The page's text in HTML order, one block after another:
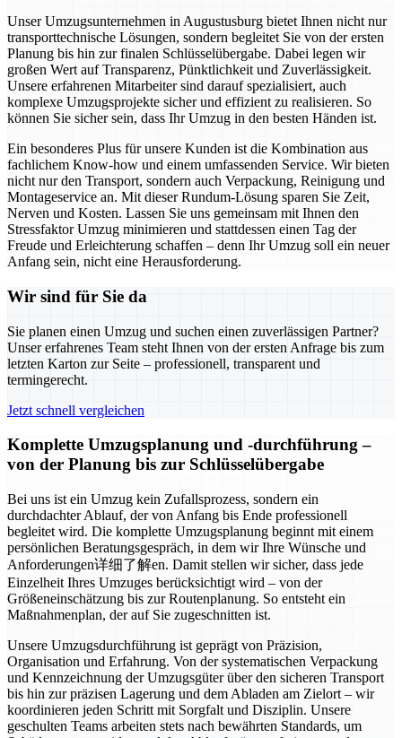
Unser Umzugsunternehmen in Augustusburg bietet Ihnen nicht nur
transporttechnische Lösungen, sondern begleitet Sie von der ersten
Planung bis hin zur finalen Schlüsselübergabe. Dabei legen wir
großen Wert auf Transparenz, Pünktlichkeit und Zuverlässigkeit.
Unsere erfahrenen Mitarbeiter sind darauf spezialisiert, auch
komplexe Umzugsprojekte sicher und effizient zu realisieren. So
können Sie sicher sein, dass Ihr Umzug in den besten Händen ist.
Ein besonderes Plus für unsere Kunden ist die Kombination aus
fachlichem Know-how und einem umfassenden Service. Wir bieten
nicht nur den Transport, sondern auch Verpackung, Reinigung und
Montageservice an. Mit dieser Rundum-Lösung sparen Sie Zeit,
Nerven und Kosten. Lassen Sie uns gemeinsam mit Ihnen den
Stressfaktor Umzug minimieren und stattdessen einen Tag der
Freude und Erleichterung schaffen – denn Ihr Umzug soll ein neuer
Anfang sein, nicht eine Herausforderung.
Wir sind für Sie da
Sie planen einen Umzug und suchen einen zuverlässigen Partner?
Unser erfahrenes Team steht Ihnen von der ersten Anfrage bis zum
letzten Karton zur Seite – professionell, transparent und
termingerecht.
Jetzt schnell vergleichen
Komplette Umzugsplanung und -durchführung –
von der Planung bis zur Schlüsselübergabe
Bei uns ist ein Umzug kein Zufallsprozess, sondern ein
durchdachter Ablauf, der von Anfang bis Ende professionell
begleitet wird. Die komplette Umzugsplanung beginnt mit einem
persönlichen Beratungsgespräch, in dem wir Ihre Wünsche und
Anforderungen详细了解en. Damit stellen wir sicher, dass jede
Einzelheit Ihres Umzuges berücksichtigt wird – von der
Größeneinschätzung bis zur Routenplanung. So entsteht ein
Maßnahmenplan, der auf Sie zugeschnitten ist.
Unsere Umzugsdurchführung ist geprägt von Präzision,
Organisation und Erfahrung. Von der systematischen Verpackung
und Kennzeichnung der Umzugsgüter über den sicheren Transport
bis hin zur präzisen Lagerung und dem Abladen am Zielort – wir
koordinieren jeden Schritt mit Sorgfalt und Disziplin. Unsere
geschulten Teams arbeiten stets nach bewährten Standards, um